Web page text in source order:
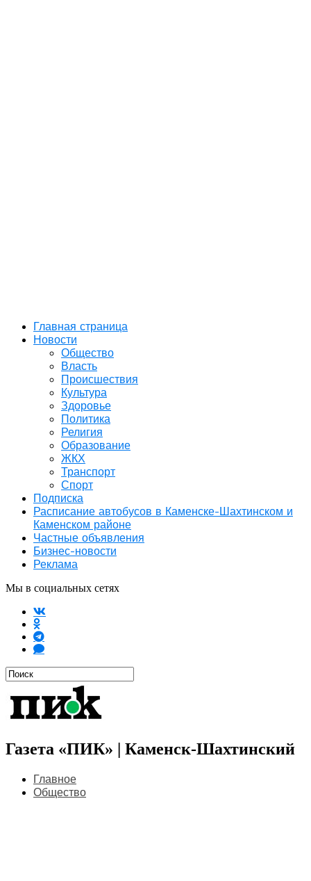
Главная страница
Новости
Общество
Власть
Происшествия
Культура
Здоровье
Политика
Религия
Образование
ЖКХ
Транспорт
Спорт
Подписка
Расписание автобусов в Каменске-Шахтинском и
Каменском районе
Частные объявления
Бизнес-новости
Реклама
Мы в социальных сетях
Газета «ПИК» | Каменск-Шахтинский
Главное
Общество